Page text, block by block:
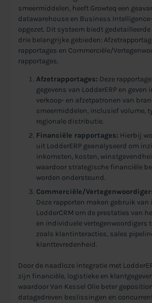
smeermiddelen, heeft Growteq een
datawarehouse en Business
opgezet. Dit systeem biedt
drie belangrijke gebieden:
rapportages en Commerciële/
rapportages.
Afzetrapportages: Deze
gegevens van LodderERP en geven
verkoop- en afzetpatronen van
smeermiddelen, inclusief volume,
regionale distributie.
Financiële rapportages: Hierbij
uit LodderERP geanalyseerd om
inkomsten, kosten,
waardoor strategische financiële
worden ondersteund.
Commerciële/
Deze rapporten maken gebruik
LodderCRM om de prestaties van
en individuele vertegenwoordigers
zoals klantinteracties, sales
klanttevredenheid.
Door de naadloze integratie met
zijn financiële, logistieke en
waardoor Van Kessel Olie beter
datagedreven beslissingen en